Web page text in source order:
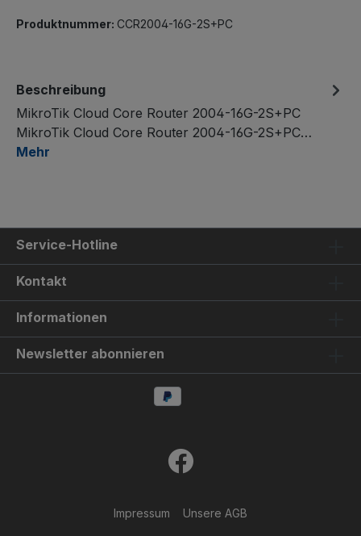
Produktnummer: CCR2004-16G-2S+PC
Beschreibung
MikroTik Cloud Core Router 2004-16G-2S+PC
MikroTik Cloud Core Router 2004-16G-2S+PC…
Mehr
Service-Hotline
Kontakt
Informationen
Newsletter abonnieren
Impressum Unsere AGB